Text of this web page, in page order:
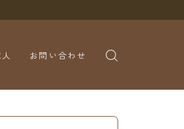
お問い合わせ